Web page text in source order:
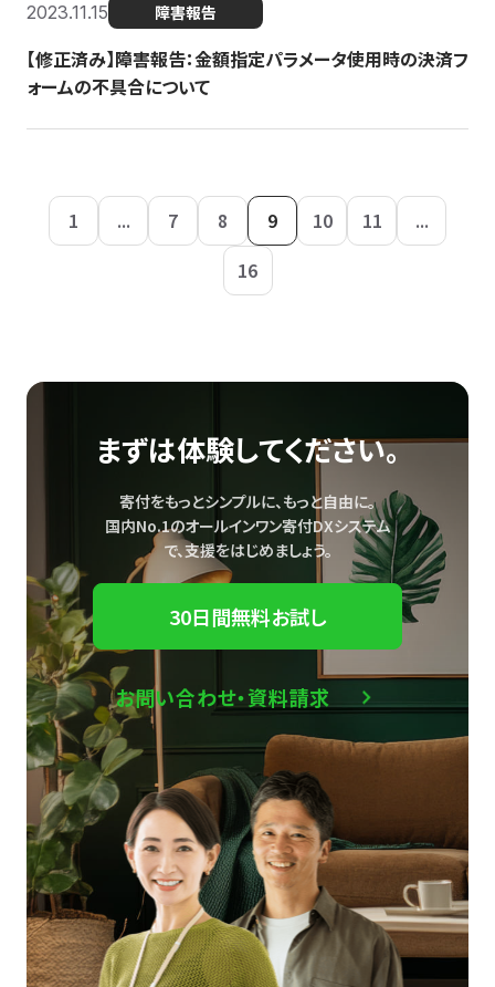
2023.11.15 障害報告
【修正済み】障害報告：金額指定パラメータ使用時の決済フ
ォームの不具合について
1 ... 7 8 9 10 11
...
16
まずは体験してください。
寄付をもっとシンプルに、もっと自由に。
国内No.1のオールインワン寄付DXシステム
で、支援をはじめましょう。
30日間無料お試し
お問い合わせ・資料請求